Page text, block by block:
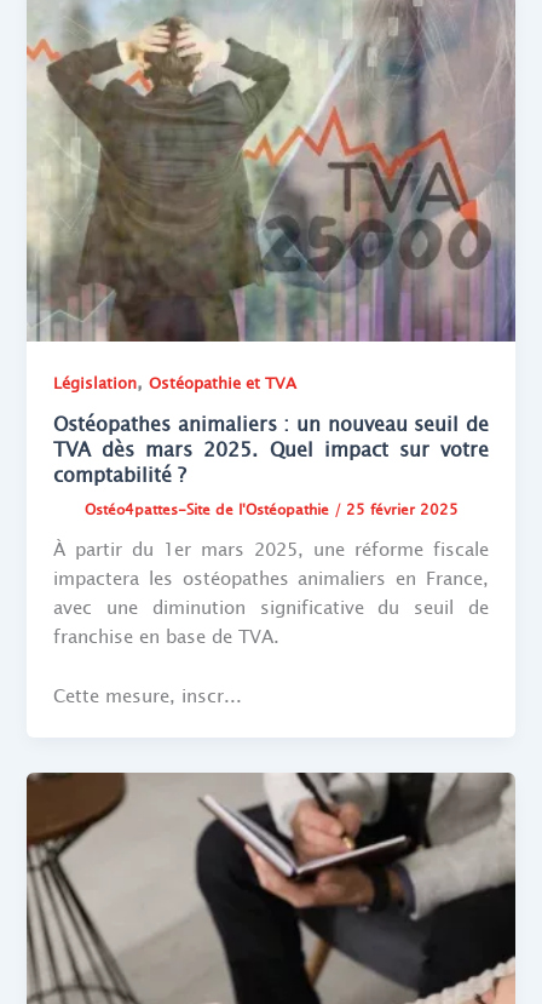
Législation,Ostéopathie et TVA
Ostéopathes animaliers : un nouveau seuil de
TVA dès mars 2025. Quel impact sur votre
comptabilité ?
Ostéo4pattes-Site de l'Ostéopathie/ 25 février 2025
À partir du 1er mars 2025, une réforme fiscale
impactera les ostéopathes animaliers en France,
avec une diminution significative du seuil de
franchise en base de TVA.
Cette mesure, inscr...